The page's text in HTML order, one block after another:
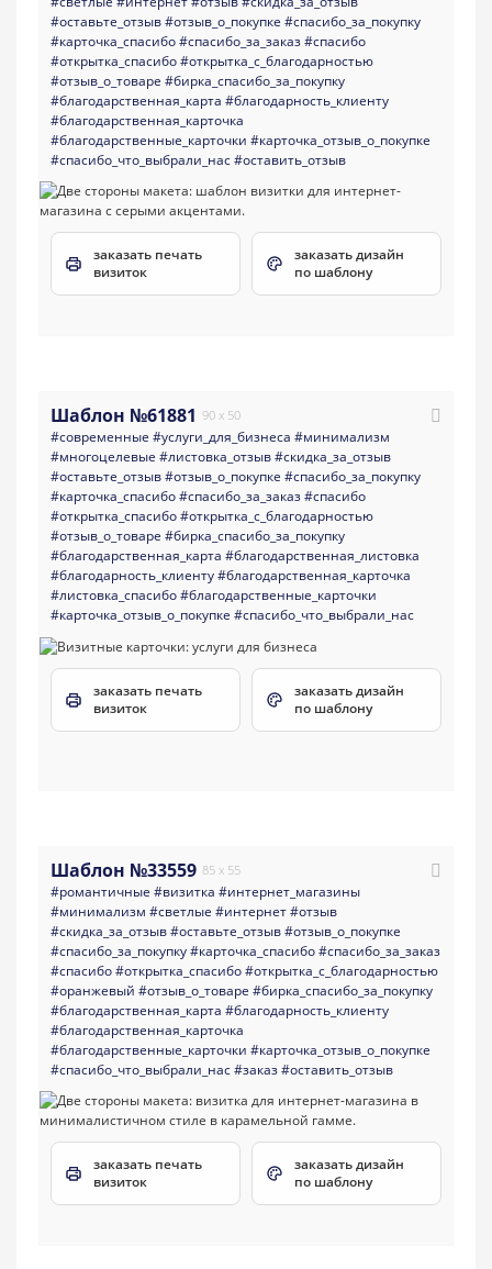
#оставьте_отзыв#отзыв_о_покупке #спасибо_за_покупку
#карточка_спасибо#спасибо_за_заказ#спасибо
#открытка_спасибо#открытка_с_благодарностью
#отзыв_о_товаре #бирка_спасибо_за_покупку
#благодарственная_карта #благодарность_клиенту
#благодарственная_карточка
#благодарственные_карточки #карточка_отзыв_о_покупке
#спасибо_что_выбрали_нас#оставить_отзыв
заказать печать
визиток
заказать дизайн
по шаблону
Шаблон №61881 90 x 50
#современные #услуги_для_бизнеса #минимализм
#многоцелевые #листовка_отзыв#скидка_за_отзыв
#оставьте_отзыв#отзыв_о_покупке #спасибо_за_покупку
#карточка_спасибо#спасибо_за_заказ#спасибо
#открытка_спасибо#открытка_с_благодарностью
#отзыв_о_товаре #бирка_спасибо_за_покупку
#благодарственная_карта #благодарственная_листовка
#благодарность_клиенту#благодарственная_карточка
#листовка_спасибо#благодарственные_карточки
#карточка_отзыв_о_покупке #спасибо_что_выбрали_нас
заказать печать
визиток
заказать дизайн
по шаблону
Шаблон №33559 85 x 55
#романтичные #визитка #интернет_магазины
#минимализм #светлые #интернет#отзыв
#скидка_за_отзыв#оставьте_отзыв#отзыв_о_покупке
#спасибо_за_покупку#карточка_спасибо#спасибо_за_заказ
#спасибо#открытка_спасибо#открытка_с_благодарностью
#оранжевый #отзыв_о_товаре #бирка_спасибо_за_покупку
#благодарственная_карта #благодарность_клиенту
#благодарственная_карточка
#благодарственные_карточки #карточка_отзыв_о_покупке
#спасибо_что_выбрали_нас#заказ#оставить_отзыв
заказать печать
визиток
заказать дизайн
по шаблону